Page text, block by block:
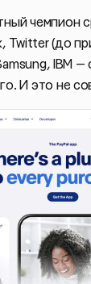
чемпион
Twitter (до
IBM
И это не